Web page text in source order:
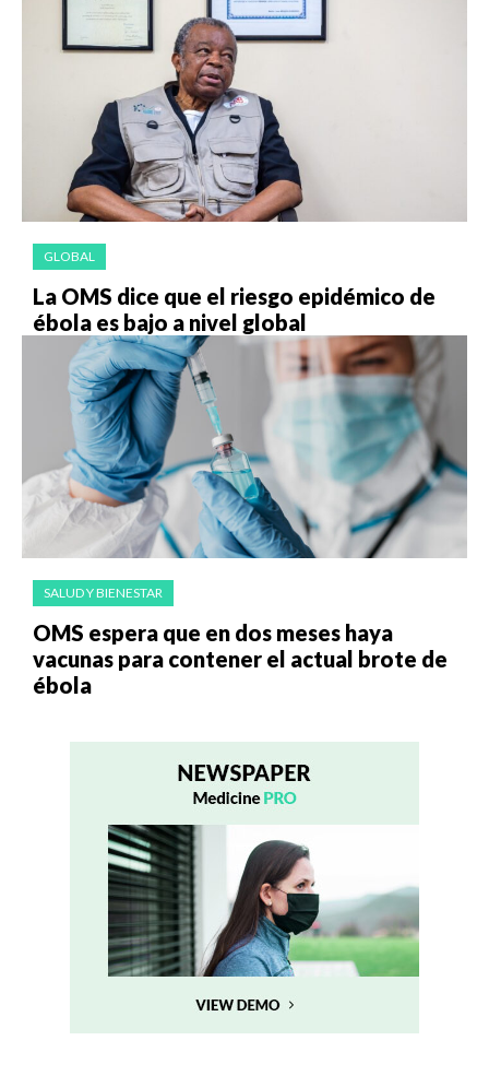
GLOBAL
La OMS dice que el riesgo epidémico de
ébola es bajo a nivel global
SALUD Y BIENESTAR
OMS espera que en dos meses haya
vacunas para contener el actual brote de
ébola